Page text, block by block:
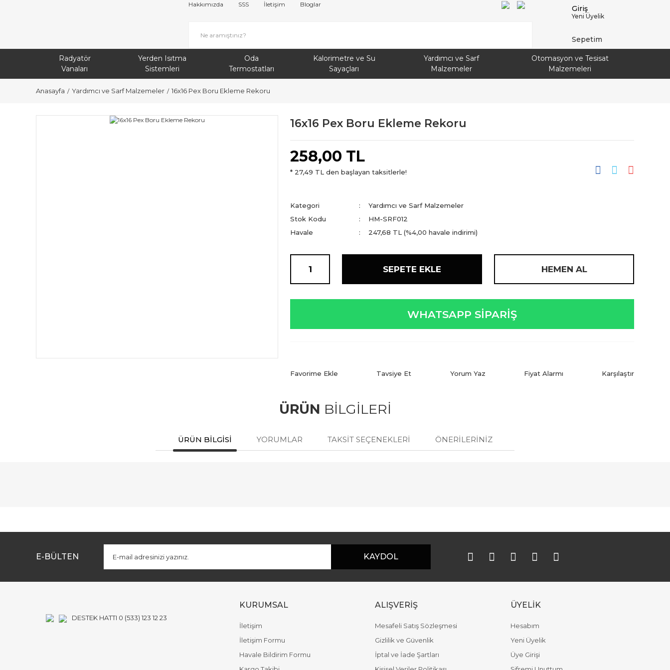
Hakkımızda SSS İletişim Bloglar Giriş
Yeni Üyelik
Sepetim
Radyatör
Vanaları
Yerden Isıtma
Sistemleri
Oda
Termostatları
Kalorimetre ve Su
Sayaçları
Yardımcı ve Sarf
Malzemeler
Otomasyon ve Tesisat
Malzemeleri
Anasayfa Yardımcı ve Sarf Malzemeler 16x16 Pex Boru Ekleme Rekoru
16x16 Pex Boru Ekleme Rekoru
258,00 TL
* 27,49 TL den başlayan taksitlerle!
Kategori
Yardımcı ve Sarf Malzemeler
Stok Kodu
HM-SRF012
Havale
247,68 TL (%4,00 havale indirimi)
SEPETE EKLE HEMEN AL
WHATSAPP SİPARİŞ
Tavsiye Et Yorum Yaz Fiyat Alarmı Karşılaştır
ÜRÜN BİLGİLERİ
ÜRÜN BILGISI YORUMLAR TAKSIT SEÇENEKLERI ÖNERILERINIZ
Ürün açıklamasında eksik bilgiler bulunuyor.
Ürün fiyatı diğer sitelerden daha pahalı.
E-BÜLTEN KAYDOL
DESTEK HATTI 0 (533) 123 12 23
KURUMSAL
İletişim
İletişim Formu
Havale Bildirim Formu
ALIŞVERİŞ
Mesafeli Satış Sözleşmesi
Gizlilik ve Güvenlik
İptal ve İade Şartları
ÜYELİK
Hesabım
Yeni Üyelik
Üye Girişi